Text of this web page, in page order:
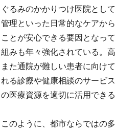
ぐるみのかかりつけ医院とし
管理といった日常的なケアか
ことが安心できる要因となっ
組みも年々強化されている。
また通院が難しい患者に向け
れる診療や健康相談のサービ
の医療資源を適切に活用でき
このように、都市ならではの